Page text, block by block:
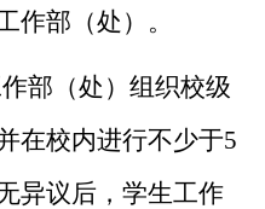
作部（处）。
部（处）组织校级
在校内进行不少于5
异议后， 学生工作